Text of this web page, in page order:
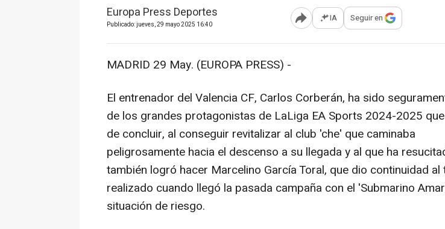
Europa Press Deportes
Publicado: jueves, 29 mayo 2025 16:40 Abrir opciones para compartir
IA Seguir en
MADRID 29 May. (EUROPA PRESS) -
El entrenador del Valencia CF, Carlos Corberán, ha sido
de los grandes protagonistas de LaLiga EA Sports 2024-2025
de concluir, al conseguir revitalizar al club 'che' que caminaba
peligrosamente hacia el descenso a su llegada y al que ha
también logró hacer Marcelino García Toral, que dio continuidad al
realizado cuando llegó la pasada campaña con el 'Submarino
situación de riesgo.